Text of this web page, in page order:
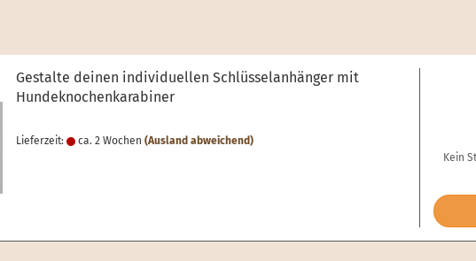
Gestalte deinen individuellen Schlüsselanhänger mit
Hundeknochenkarabiner
Lieferzeit: ca. 2 Wochen (Ausland abweichend)
Kein